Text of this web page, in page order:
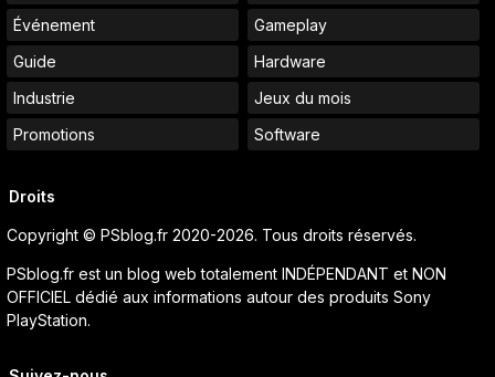
Événement
Gameplay
Guide
Hardware
Industrie
Jeux du mois
Promotions
Software
Droits
Copyright © PSblog.fr 2020-2026. Tous droits réservés.
PSblog.fr est un blog web totalement INDÉPENDANT et NON
OFFICIEL dédié aux informations autour des produits Sony
PlayStation.